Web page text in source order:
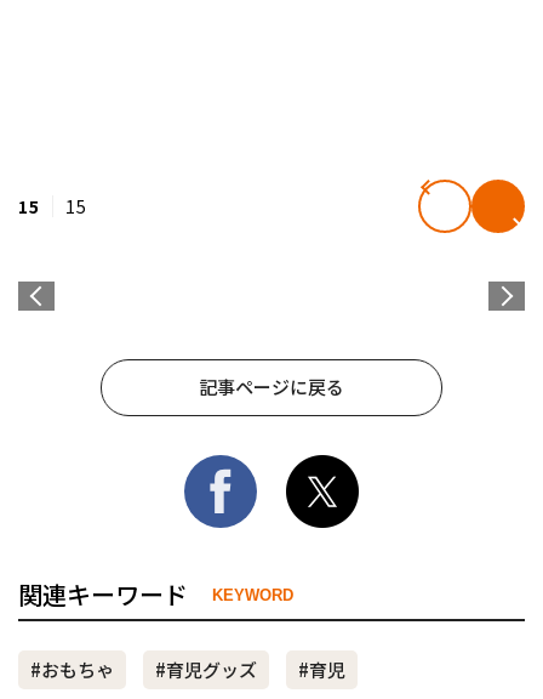
15 15
記事ページに戻る
関連キーワード KEYWORD
#おもちゃ #育児グッズ
#育児